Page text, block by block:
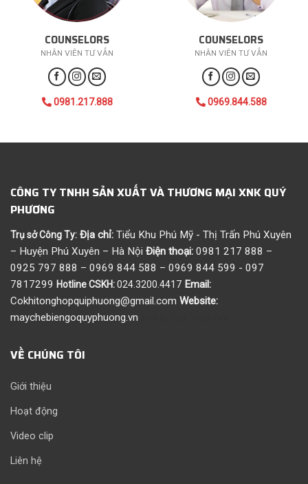
COUNSELORS
NHÂN VIÊN TƯ VẤN
0981.217.888
COUNSELORS
NHÂN VIÊN TƯ VẤN
0969.844.588
CÔNG TY TNHH SẢN XUẤT VÀ THƯƠNG MẠI XNK QUÝ
PHƯƠNG
Trụ sở Công Ty: Địa chỉ: Tiểu Khu Phú Mỹ - Thị Trấn Phú Xuyên
– Huyện Phú Xuyên – Hà Nội Điện thoại: 0981 217 888 –
0925 797 888 – 0969 844 588 – 0969 844 599 - 097
7817299 Hotline CSKH:024.3200.4417 Email:
Cokhitonghopquiphuong@gmail.com Website:
maychebiengoquyphuong.vn
VỀ CHÚNG TÔI
Giới thiệu
Hoạt động
Video clip
Liên hệ